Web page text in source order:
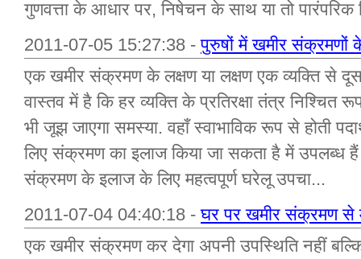
गुणवत्ता के आधार पर, निषेचन के साथ या तो पारंपरिक
2011-07-05 15:27:38 -पुरुषों में खमीर संक्रमणों
एक खमीर संक्रमण के लक्षण या लक्षण एक व्यक्ति से
वास्तव में है कि हर व्यक्ति के प्रतिरक्षा तंत्र
भी जूझ जाएगा समस्या. वहाँ स्वाभाविक रूप से होती
लिए संक्रमण का इलाज किया जा सकता है में उपलब्ध
संक्रमण के इलाज के लिए महत्वपूर्ण घरेलू उपचा...
2011-07-04 04:40:18 -घर पर खमीर संक्रमण से
एक खमीर संक्रमण कर देगा अपनी उपस्थिति नहीं